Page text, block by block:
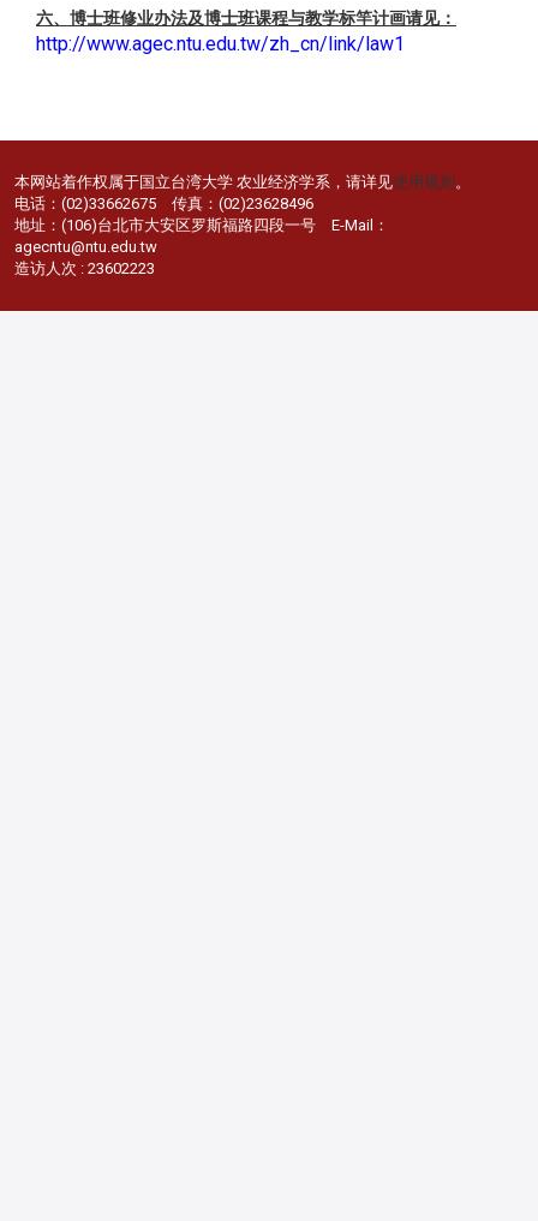
六、博士班修业办法及博士班课程与教学标竿计画请见：
http://www.agec.ntu.edu.tw/zh_cn/link/law1
本网站着作权属于国立台湾大学 农业经济学系，请详见使用规则 。
电话：(02)33662675 传真：(02)23628496
地址：(106)台北市大安区罗斯福路四段一号 E-Mail：
agecntu@ntu.edu.tw
造访人次 : 23602223